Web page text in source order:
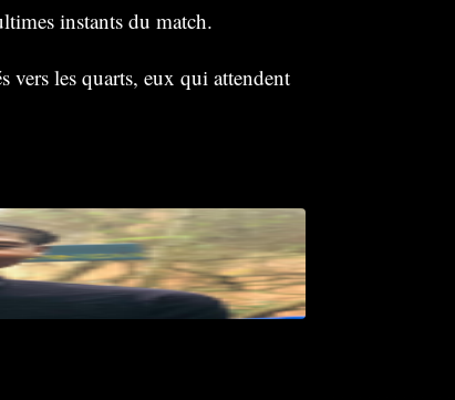
instants du match.
vers les quarts, eux qui attendent